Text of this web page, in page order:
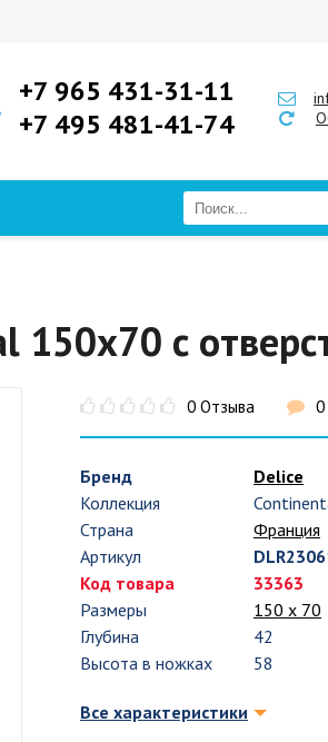
+7 965 431-31-11
+7 495 481-41-74
150x70 с
0 Отзыва 0
Бренд
Delice
Коллекция
Страна
Франция
Артикул
Код товара
33363
Размеры
150 х 70
Глубина
42
Высота в ножках
58
Все характеристики